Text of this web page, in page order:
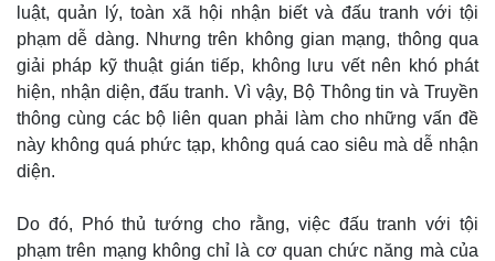
luật, quản lý, toàn xã hội nhận biết và đấu tranh với tội
phạm dễ dàng. Nhưng trên không gian mạng, thông qua
giải pháp kỹ thuật gián tiếp, không lưu vết nên khó phát
hiện, nhận diện, đấu tranh. Vì vậy, Bộ Thông tin và Truyền
thông cùng các bộ liên quan phải làm cho những vấn đề
này không quá phức tạp, không quá cao siêu mà dễ nhận
diện.
Do đó, Phó thủ tướng cho rằng, việc đấu tranh với tội
phạm trên mạng không chỉ là cơ quan chức năng mà của